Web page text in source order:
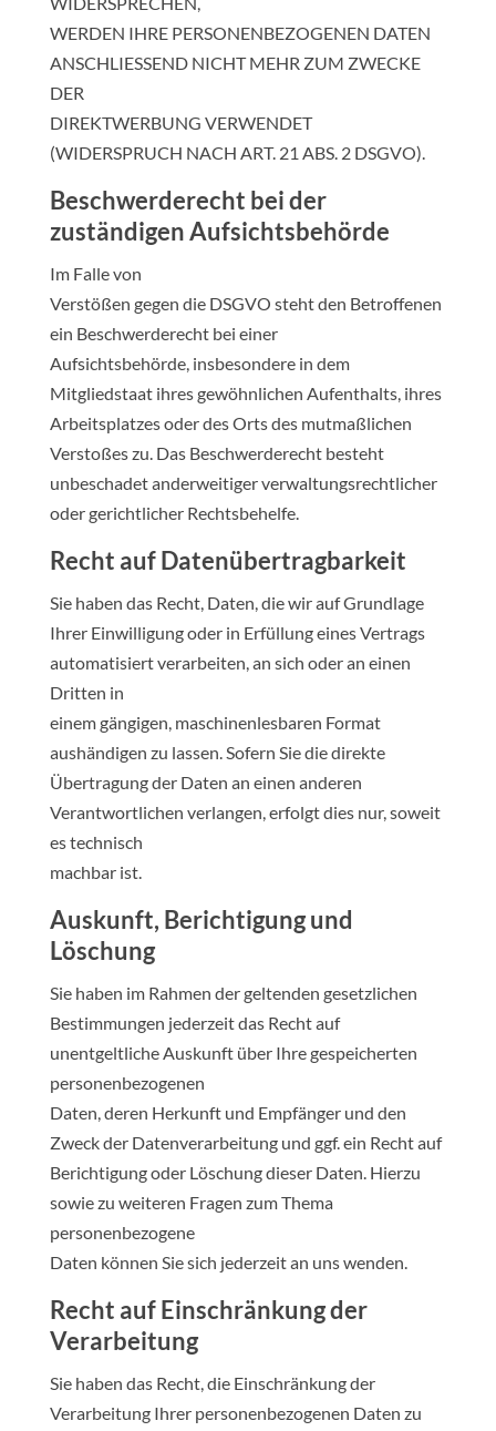
WERDEN IHRE PERSONENBEZOGENEN DATEN
ANSCHLIESSEND NICHT MEHR ZUM ZWECKE
DER
DIREKTWERBUNG VERWENDET
(WIDERSPRUCH NACH ART. 21 ABS. 2 DSGVO).
Beschwerde­recht bei der
zuständigen Aufsichts­behörde
Im Falle von
Verstößen gegen die DSGVO steht den Betroffenen
ein Beschwerderecht bei einer
Aufsichtsbehörde, insbesondere in dem
Mitgliedstaat ihres gewöhnlichen Aufenthalts, ihres
Arbeitsplatzes oder des Orts des mutmaßlichen
Verstoßes zu. Das Beschwerderecht besteht
unbeschadet anderweitiger verwaltungsrechtlicher
oder gerichtlicher Rechtsbehelfe.
Recht auf Daten­übertrag­barkeit
Sie haben das Recht, Daten, die wir auf Grundlage
Ihrer Einwilligung oder in Erfüllung eines Vertrags
automatisiert verarbeiten, an sich oder an einen
Dritten in
einem gängigen, maschinenlesbaren Format
aushändigen zu lassen. Sofern Sie die direkte
Übertragung der Daten an einen anderen
Verantwortlichen verlangen, erfolgt dies nur, soweit
es technisch
machbar ist.
Auskunft, Berichtigung und
Löschung
Sie haben im Rahmen der geltenden gesetzlichen
Bestimmungen jederzeit das Recht auf
unentgeltliche Auskunft über Ihre gespeicherten
personenbezogenen
Daten, deren Herkunft und Empfänger und den
Zweck der Datenverarbeitung und ggf. ein Recht auf
Berichtigung oder Löschung dieser Daten. Hierzu
sowie zu weiteren Fragen zum Thema
personenbezogene
Daten können Sie sich jederzeit an uns wenden.
Recht auf Einschränkung der
Verarbeitung
Sie haben das Recht, die Einschränkung der
Verarbeitung Ihrer personenbezogenen Daten zu